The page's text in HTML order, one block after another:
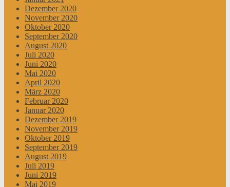
Dezember 2020
November 2020
Oktober 2020
September 2020
August 2020
Juli 2020
Juni 2020
Mai 2020
April 2020
März 2020
Februar 2020
Januar 2020
Dezember 2019
November 2019
Oktober 2019
September 2019
August 2019
Juli 2019
Juni 2019
Mai 2019